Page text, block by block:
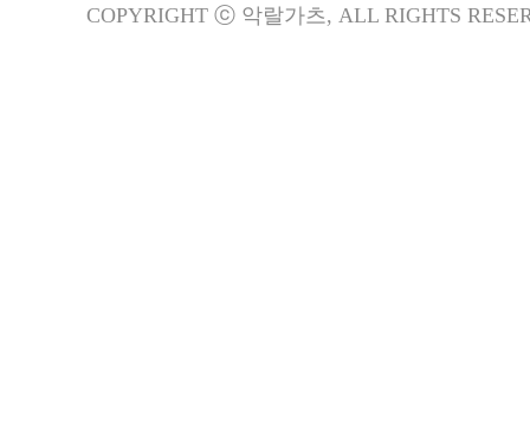
COPYRIGHT ⓒ 악랄가츠, ALL RIGHTS